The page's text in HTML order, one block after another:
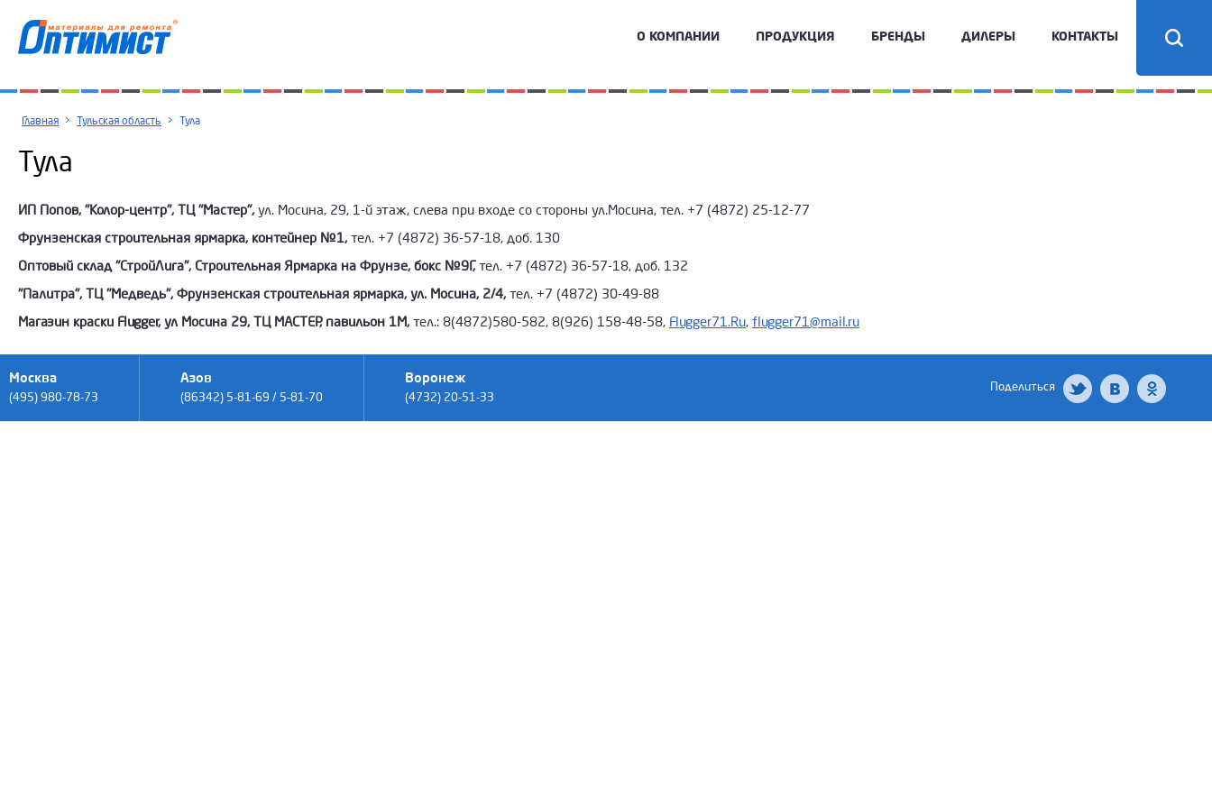
О КОМПАНИИ ПРОДУКЦИЯ БРЕНДЫ ДИЛЕРЫ КОНТАКТЫ
Главная > Тульская область > Тула
Тула
ИП Попов, "Колор-центр", ТЦ "Мастер", ул. Мосина, 29, 1-й этаж, слева при входе со стороны ул.Мосина, тел. +7 (4872) 25-12-77
Фрунзенская строительная ярмарка, контейнер №1, тел. +7 (4872) 36-57-18, доб. 130
Оптовый склад "СтройЛига", Строительная Ярмарка на Фрунзе, бокс №9Г,тел. +7 (4872) 36-57-18, доб. 132
"Палитра", ТЦ "Медведь", Фрунзенская строительная ярмарка, ул. Мосина, 2/4, тел. +7 (4872) 30-49-88
Магазин краски Flugger, ул Мосина 29, ТЦ МАСТЕР, павильон 1М, тел.: 8(4872)580-582, 8(926) 158-48-58, Flugger71.Ru, flugger71@mail.ru
Москва
(495) 980-78-73
Азов
(86342) 5-81-69 / 5-81-70
Воронеж
(4732) 20-51-33
Поделиться